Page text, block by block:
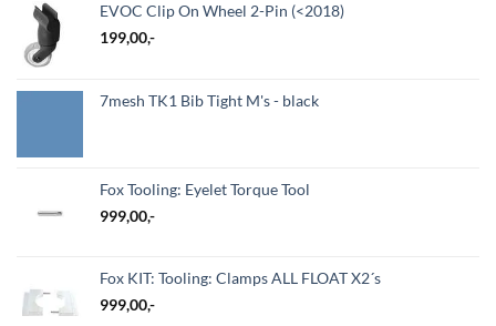
EVOC Clip On Wheel 2-Pin (<2018)
199,00,-
7mesh TK1 Bib Tight M's - black
Fox Tooling: Eyelet Torque Tool
999,00,-
Fox KIT: Tooling: Clamps ALL FLOAT X2´s
999,00,-